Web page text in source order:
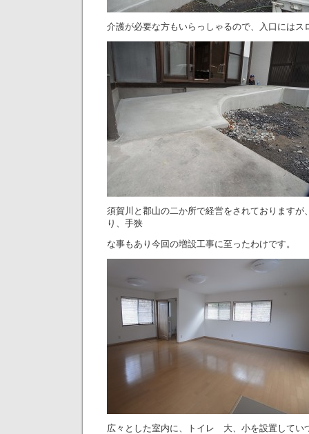
介護が必要な方もいらっしゃるので、入口にはス
須賀川と郡山の二か所で経営をされておりますが
り、手狭
な事もあり今回の増設工事に至ったわけです。
広々とした室内に、トイレ 大、小を設置してい